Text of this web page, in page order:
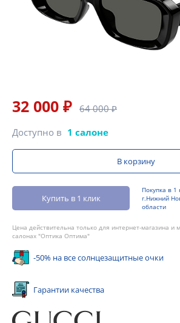
32 000 ₽ 64 000 ₽
Доступно в 1 салоне
В корзину
Купить в 1 клик
Покупка в 1
г.Нижний
области
Цена действительна только для интернет-магазина и
салонах "Оптика Оптима"
-50% на все солнцезащитные очки
Гарантии качества